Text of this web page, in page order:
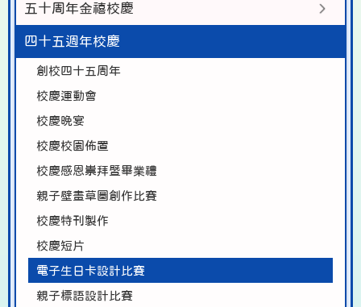
五十周年金禧校慶
四十五週年校慶
創校四十五周年
校慶運動會
校慶晚宴
校慶校園佈置
校慶感恩祟拜暨畢業禮
親子壁畫草圖創作比賽
校慶特刊製作
校慶短片
電子生日卡設計比賽
親子標語設計比賽